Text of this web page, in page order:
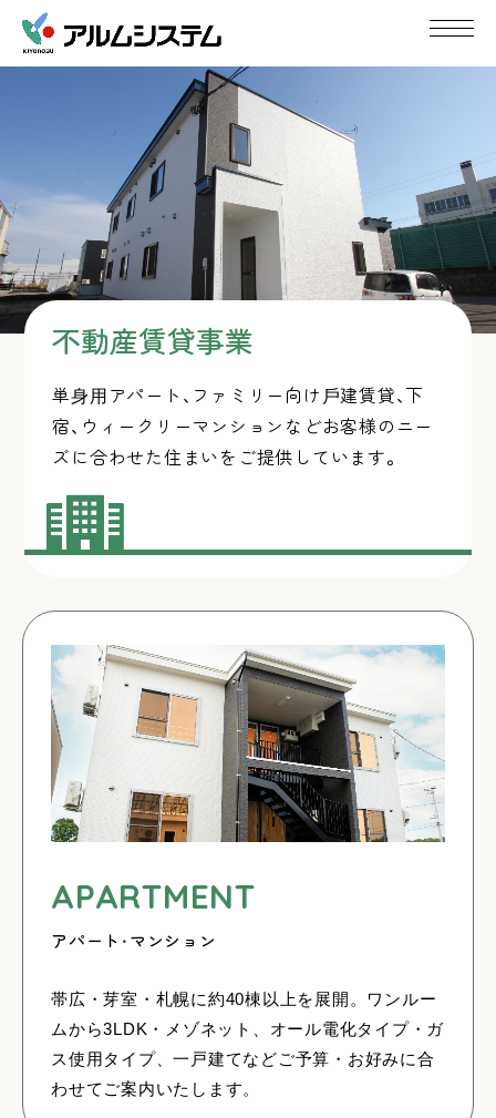
不動産賃貸事業
単⾝⽤アパート、ファミリー向け⼾建賃貸、下
宿、ウィークリーマンションなどお客様のニー
ズに合わせた住まいをご提供しています。
APARTMENT
アパート・マンション
帯広・芽室・札幌に約40棟以上を展開。ワンルー
ムから3LDK・メゾネット、オール電化タイプ・ガ
ス使用タイプ、一戸建てなどご予算・お好みに合
わせてご案内いたします。